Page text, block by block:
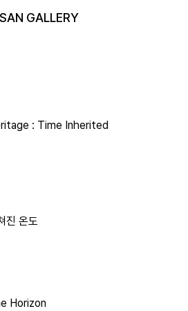
GALLERY
: Time Inherited
진 온도
Horizon